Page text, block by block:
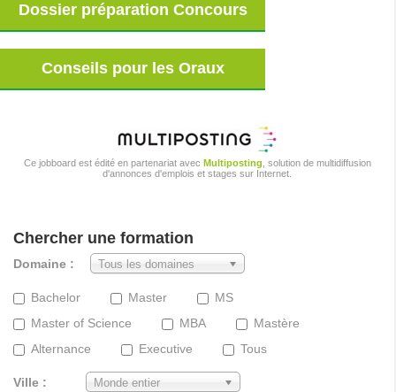
Dossier préparation Concours
Conseils pour les Oraux
Ce jobboard est édité en partenariat avec Multiposting , solution de multidiffusion
d'annonces d'emplois et stages sur Internet.
Chercher une formation
Domaine : Tous les domaines
Bachelor Master
MS
Master of Science
MBA
Mastère
Alternance
Executive Tous
Ville : Monde entier